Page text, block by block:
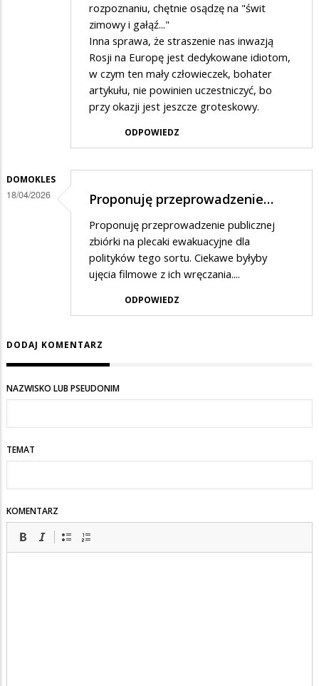
rozpoznaniu, chętnie osądzę na "‌świt
zimowy i gałąź..."
Inna sprawa, że straszenie nas inwazją
Rosji na Europę jest dedykowane idiotom,
w czym ten mały człowieczek, bohater
artykułu, nie powinien uczestniczyć, bo
przy okazji jest jeszcze groteskowy.
ODPOWIEDZ
DOMOKLES
18/04/2026 Proponuję przeprowadzenie…
Proponuję przeprowadzenie publicznej
zbiórki na plecaki ewakuacyjne dla
polityków tego sortu. Ciekawe byłyby
ujęcia filmowe z ich wręczania....
ODPOWIEDZ
DODAJ KOMENTARZ
NAZWISKO LUB PSEUDONIM
TEMAT
KOMENTARZ